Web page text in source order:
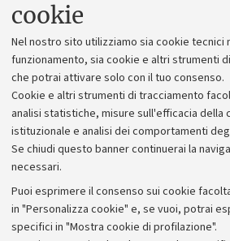
cookie
Nel nostro sito utilizziamo sia cookie tecnici
funzionamento, sia cookie e altri strumenti
che potrai attivare solo con il tuo consenso.
Cookie e altri strumenti di tracciamento
analisi statistiche, misure sull'efficacia della
istituzionale e analisi dei comportamenti
Se chiudi questo banner continuerai la
necessari.
Puoi esprimere il consenso sui cookie
in "Personalizza cookie" e, se vuoi, potrai
specifici in "Mostra cookie di profilazione".
Alumni
Piano strategico
Bilanci
Donazioni e
Merchandising -
Bandi, gare e
Albo online